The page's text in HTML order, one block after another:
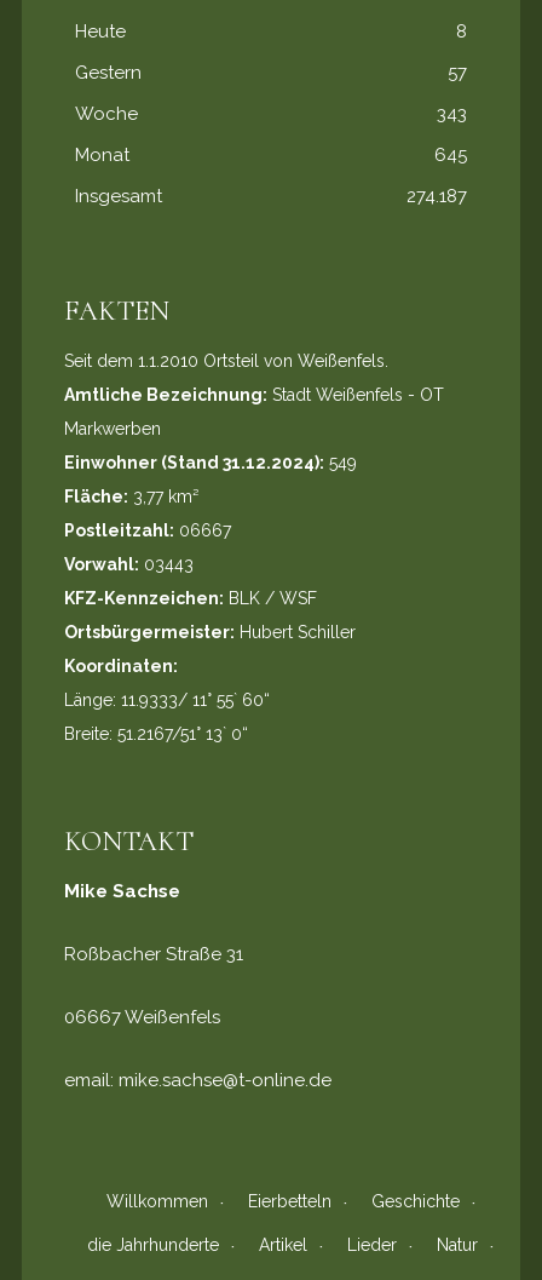
Heute
8
Gestern
57
Woche
343
Monat
645
Insgesamt
274.187
FAKTEN
Seit dem 1.1.2010 Ortsteil von Weißenfels.
Amtliche Bezeichnung: Stadt Weißenfels - OT
Markwerben
Einwohner (Stand 31.12.2024): 549
Fläche: 3,77 km²
Postleitzahl: 06667
Vorwahl: 03443
KFZ-Kennzeichen: BLK / WSF
Ortsbürgermeister: Hubert Schiller
Koordinaten:
Länge: 11.9333/ 11° 55` 60“
Breite: 51.2167/51° 13` 0“
KONTAKT
Mike Sachse
Roßbacher Straße 31
06667 Weißenfels
email: mike.sachse@t-online.de
Willkommen Eierbetteln Geschichte
die Jahrhunderte Artikel Lieder Natur